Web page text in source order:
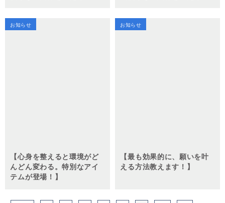
お知らせ
【心身を整えると環境がど
んどん変わる。特別なアイ
テムが登場！】
お知らせ
【最も効果的に、願いを叶
える方法教えます！】